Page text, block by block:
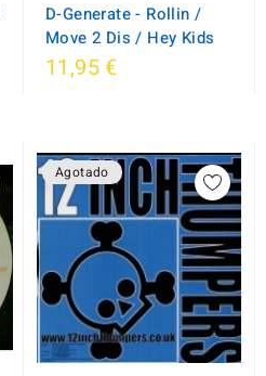
D-Generate - Rollin /
Move 2 Dis / Hey Kids
11,95 €
Agotado